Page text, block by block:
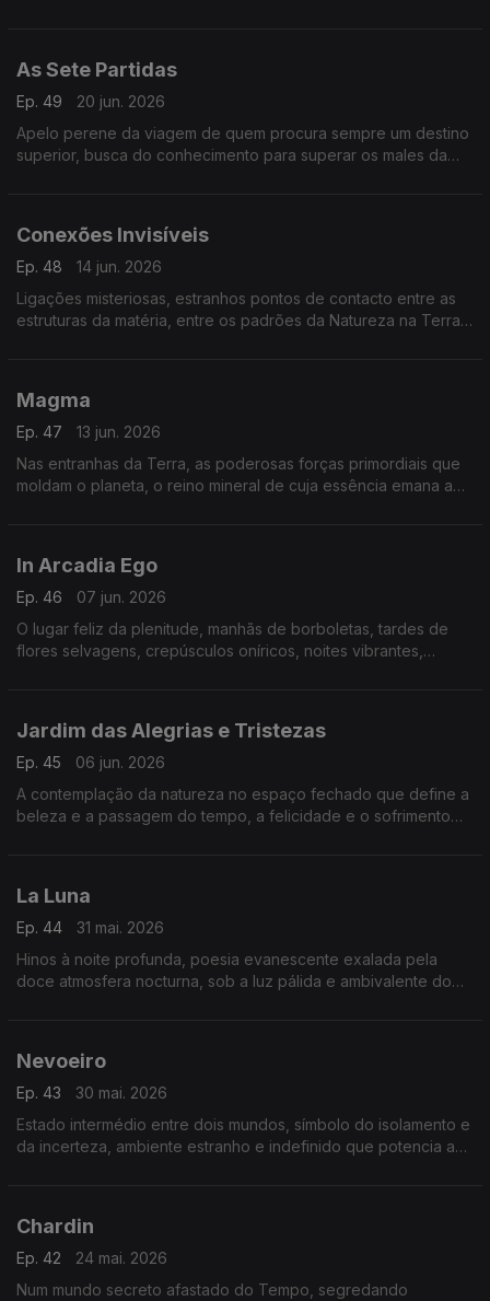
As Sete Partidas
Ep. 49
20 jun. 2026
Apelo perene da viagem de quem procura sempre um destino
superior, busca do conhecimento para superar os males da
Conexões Invisíveis
Ep. 48
14 jun. 2026
Ligações misteriosas, estranhos pontos de contacto entre as
estruturas da matéria, entre os padrões da Natureza na Terra
Magma
Ep. 47
13 jun. 2026
Nas entranhas da Terra, as poderosas forças primordiais que
moldam o planeta, o reino mineral de cuja essência emana a
In Arcadia Ego
Ep. 46
07 jun. 2026
O lugar feliz da plenitude, manhãs de borboletas, tardes de
flores selvagens, crepúsculos oníricos, noites vibrantes,
Jardim das Alegrias e Tristezas
Ep. 45
06 jun. 2026
A contemplação da natureza no espaço fechado que define a
beleza e a passagem do tempo, a felicidade e o sofrimento
La Luna
Ep. 44
31 mai. 2026
Hinos à noite profunda, poesia evanescente exalada pela
doce atmosfera nocturna, sob a luz pálida e ambivalente do
Nevoeiro
Ep. 43
30 mai. 2026
Estado intermédio entre dois mundos, símbolo do isolamento e
da incerteza, ambiente estranho e indefinido que potencia a
Chardin
Ep. 42
24 mai. 2026
Num mundo secreto afastado do Tempo, segredando